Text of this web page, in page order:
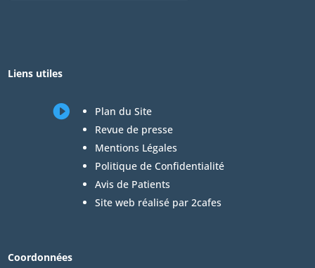
Liens utiles

Plan du Site
Revue de presse
Mentions Légales
Politique de Confidentialité
Avis de Patients
Site web réalisé par 2cafes
Coordonnées